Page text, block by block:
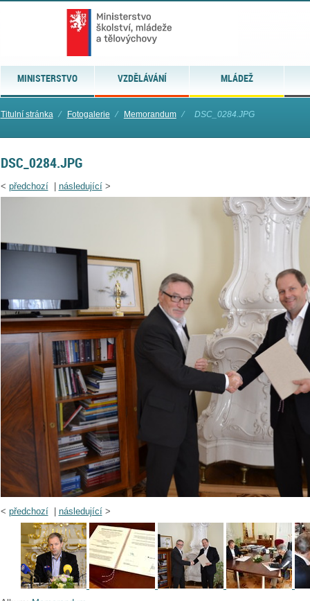
MINISTERSTVO VZDĚLÁVÁNÍ MLÁDEŽ
Titulní stránka ⁄ Fotogalerie ⁄ Memorandum ⁄ DSC_0284.JPG
DSC_0284.JPG
< předchozí| následující>
< předchozí| následující>